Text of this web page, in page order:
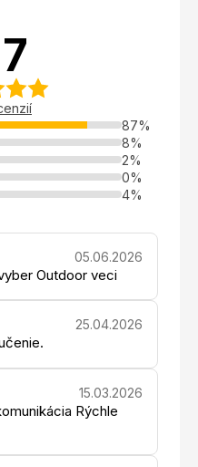
87%
8%
2%
0%
4%
05.06.2026
Outdoor veci
25.04.2026
15.03.2026
Rýchle